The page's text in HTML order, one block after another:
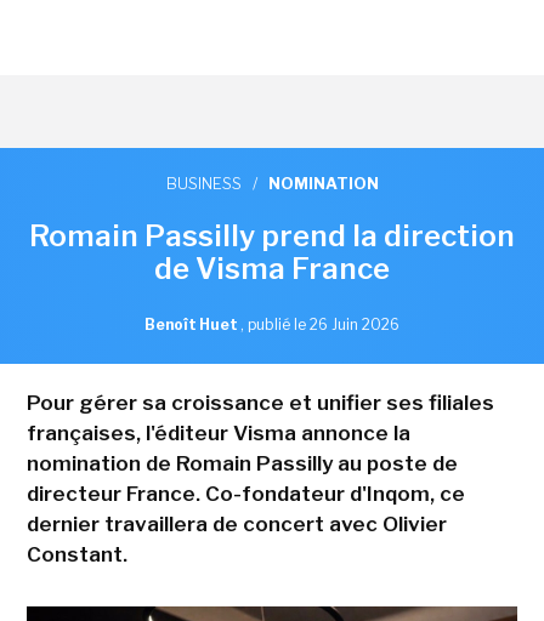
BUSINESS / NOMINATION
Romain Passilly prend la direction
de Visma France
Benoît Huet , publié le 26 Juin 2026
Pour gérer sa croissance et unifier ses filiales
françaises, l'éditeur Visma annonce la
nomination de Romain Passilly au poste de
directeur France. Co-fondateur d'Inqom, ce
dernier travaillera de concert avec Olivier
Constant.